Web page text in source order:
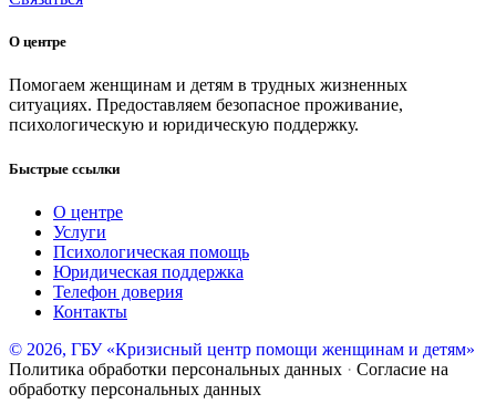
О центре
Помогаем женщинам и детям в трудных жизненных
ситуациях. Предоставляем безопасное проживание,
психологическую и юридическую поддержку.
Быстрые ссылки
О центре
Услуги
Психологическая помощь
Юридическая поддержка
Телефон доверия
Контакты
© 2026, ГБУ «Кризисный центр помощи женщинам и детям»
Политика обработки персональных данных · Согласие на
обработку персональных данных